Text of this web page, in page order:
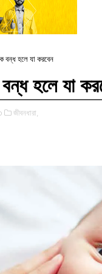
বন্ধ হলে যা করবেন
হলে যা
জীবনধারা,